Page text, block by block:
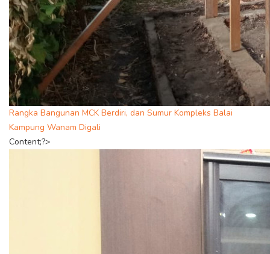
Rangka Bangunan MCK Berdiri, dan Sumur Kompleks Balai
Kampung Wanam Digali
Content;?>